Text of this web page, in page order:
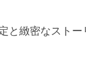
と緻密なスト